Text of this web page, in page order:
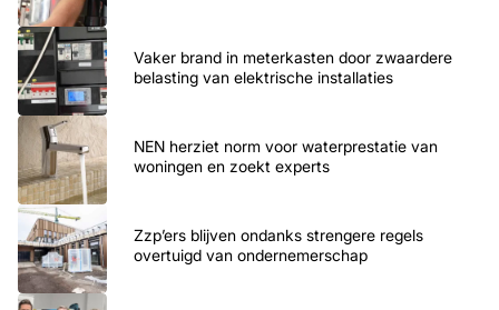
Vaker brand in meterkasten door zwaardere
belasting van elektrische installaties
NEN herziet norm voor waterprestatie van
woningen en zoekt experts
Zzp’ers blijven ondanks strengere regels
overtuigd van ondernemerschap